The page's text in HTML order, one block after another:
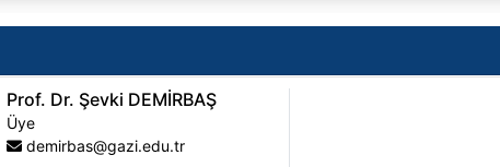
Prof. Dr. Şevki DEMİRBAŞ
Üye
demirbas@gazi.edu.tr